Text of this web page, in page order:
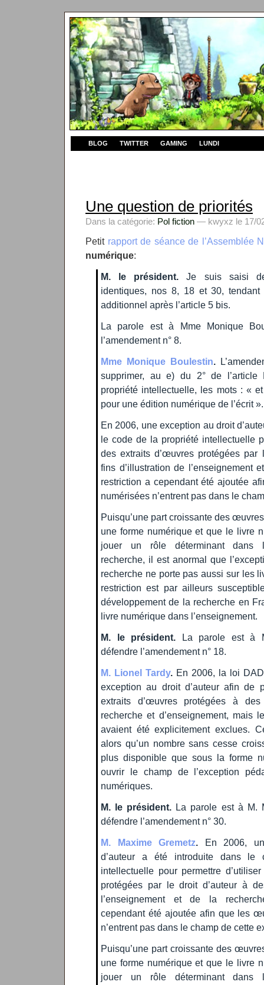
BLOG TWITTER GAMING LUNDI
Une question de priorités
Dans la catégorie: Pol fiction — kwyxz le 17/
Petit rapport de séance de l’Assemblée
numérique:
M. le président. Je suis saisi de
identiques, nos 8, 18 et 30,
additionnel après l’article 5 bis.
La parole est à Mme Monique
l’amendement n° 8.
Mme Monique Boulestin.
supprimer, au e) du 2° de
propriété intellectuelle, les mots : «
pour une édition numérique de l’écrit ».
En 2006, une exception au droit
le code de la propriété intellectuelle
des extraits d’œuvres protégées par
fins d’illustration de l’enseignement
restriction a cependant été ajoutée
numérisées n’entrent pas dans le
Puisqu’une part croissante des
une forme numérique et que le livre
jouer un rôle déterminant dans
recherche, il est anormal que
recherche ne porte pas aussi sur les
restriction est par ailleurs
développement de la recherche en
livre numérique dans l’enseignement.
M. le président. La parole est à
défendre l’amendement n° 18.
M. Lionel Tardy. En 2006, la loi
exception au droit d’auteur afin de
extraits d’œuvres protégées à
recherche et d’enseignement, mais
avaient été explicitement exclues.
alors qu’un nombre sans cesse
plus disponible que sous la forme
ouvrir le champ de l’exception
numériques.
M. le président. La parole est à M.
défendre l’amendement n° 30.
M. Maxime Gremetz. En 2006,
d’auteur a été introduite dans le
intellectuelle pour permettre
protégées par le droit d’auteur à
l’enseignement et de la
cependant été ajoutée afin que les
n’entrent pas dans le champ de cette
Puisqu’une part croissante des
une forme numérique et que le livre
jouer un rôle déterminant dans